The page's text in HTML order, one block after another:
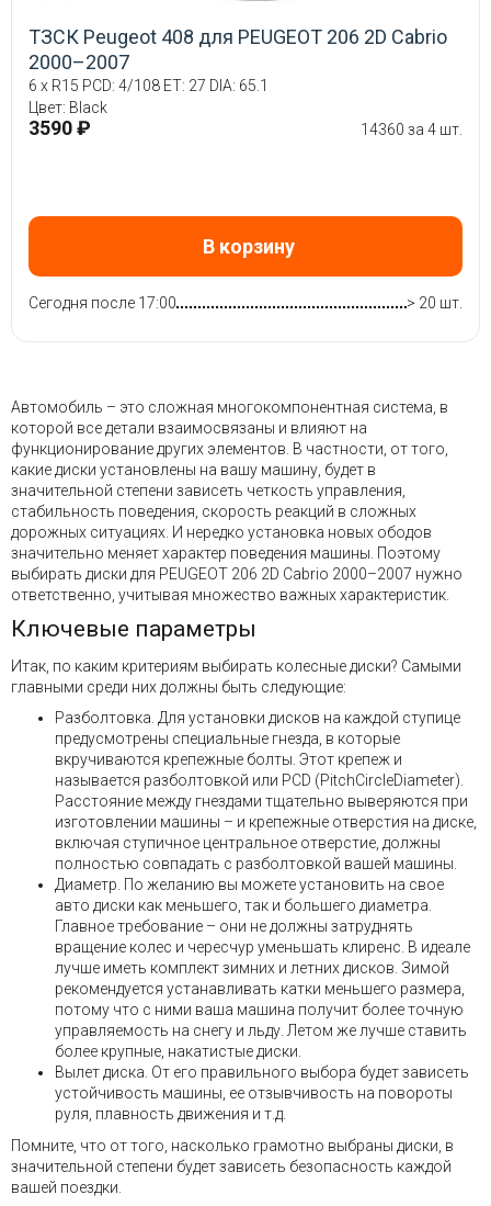
ТЗСК Peugeot 408 для PEUGEOT 206 2D Cabrio
2000–2007
6 x R15 PCD: 4/108 ET: 27 DIA: 65.1
Цвет: Black
3590 ₽ 14360 за 4 шт.
В корзину
Сегодня после 17:00 > 20 шт.
Автомобиль – это сложная многокомпонентная система, в
которой все детали взаимосвязаны и влияют на
функционирование других элементов. В частности, от того,
какие диски установлены на вашу машину, будет в
значительной степени зависеть четкость управления,
стабильность поведения, скорость реакций в сложных
дорожных ситуациях. И нередко установка новых ободов
значительно меняет характер поведения машины. Поэтому
выбирать диски для PEUGEOT 206 2D Cabrio 2000–2007 нужно
ответственно, учитывая множество важных характеристик.
Ключевые параметры
Итак, по каким критериям выбирать колесные диски? Самыми
главными среди них должны быть следующие:
Разболтовка. Для установки дисков на каждой ступице
предусмотрены специальные гнезда, в которые
вкручиваются крепежные болты. Этот крепеж и
называется разболтовкой или PCD (PitchCircleDiameter).
Расстояние между гнездами тщательно выверяются при
изготовлении машины – и крепежные отверстия на диске,
включая ступичное центральное отверстие, должны
полностью совпадать с разболтовкой вашей машины.
Диаметр. По желанию вы можете установить на свое
авто диски как меньшего, так и большего диаметра.
Главное требование – они не должны затруднять
вращение колес и чересчур уменьшать клиренс. В идеале
лучше иметь комплект зимних и летних дисков. Зимой
рекомендуется устанавливать катки меньшего размера,
потому что с ними ваша машина получит более точную
управляемость на снегу и льду. Летом же лучше ставить
более крупные, накатистые диски.
Вылет диска. От его правильного выбора будет зависеть
устойчивость машины, ее отзывчивость на повороты
руля, плавность движения и т.д.
Помните, что от того, насколько грамотно выбраны диски, в
значительной степени будет зависеть безопасность каждой
вашей поездки.